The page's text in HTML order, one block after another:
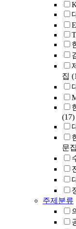
집
(17)
문집
주제분류